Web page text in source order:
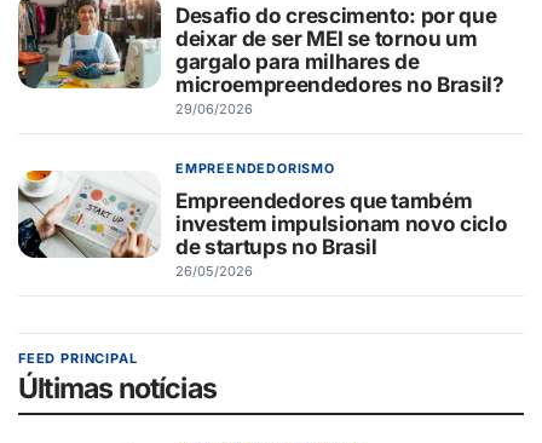
Desafio do crescimento: por que
deixar de ser MEI se tornou um
gargalo para milhares de
microempreendedores no Brasil?
29/06/2026
EMPREENDEDORISMO
Empreendedores que também
investem impulsionam novo ciclo
de startups no Brasil
26/05/2026
FEED PRINCIPAL
Últimas notícias